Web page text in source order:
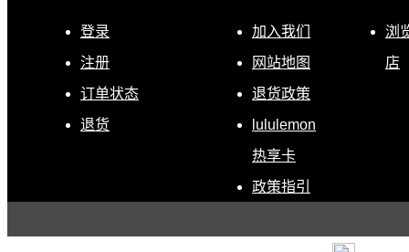
登录
注册
订单状态
退货
加入我们
网站地图
退货政策
lululemon
热享卡
政策指引
浏
店